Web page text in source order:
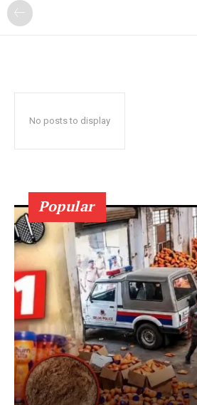
No posts to display
Popular